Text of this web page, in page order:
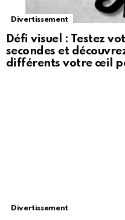
Divertissement
Défi visuel : Testez
secondes et
différents votre œil
Divertissement